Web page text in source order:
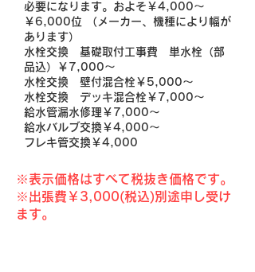
必要になります。およそ￥4,000～
￥6,000位 （メーカー、機種により幅が
あります）
水栓交換 基礎取付工事費 単水栓（部
品込）￥7,000～
水栓交換 壁付混合栓￥5,000～
水栓交換 デッキ混合栓￥7,000～
給水管漏水修理￥7,000～
給水バルブ交換￥4,000～
フレキ管交換￥4,000
※表示価格はすべて税抜き価格です。​​
※出張費￥3,000(税込)別途申し受け
ます。